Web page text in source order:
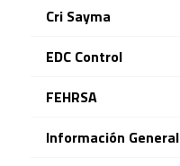
Cri Sayma
EDC Control
FEHRSA
Información General